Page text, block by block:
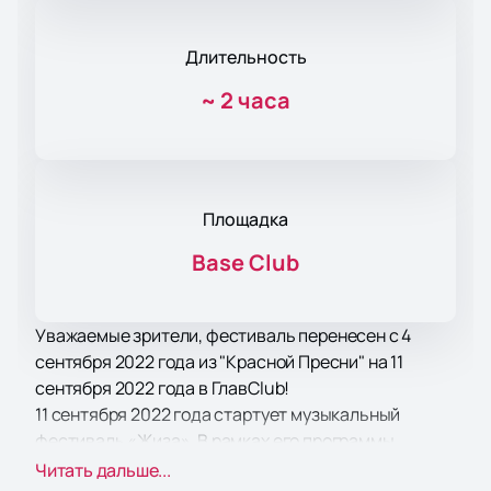
Длительность
~ 2 часа
Площадка
Base Club
Уважаемые зрители, фестиваль перенесен с 4
сентября 2022 года из "Красной Пресни" на 11
сентября 2022 года в ГлавClub!
11 сентября 2022 года стартует музыкальный
фестиваль «Жиза». В рамках его программы
выступят такие популярные коллективы, как
Читать дальше...